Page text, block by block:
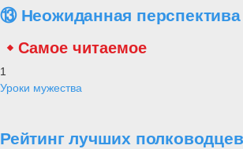
⑬ Неожиданная перспектива
Самое читаемое
1
Уроки мужества
Рейтинг лучших